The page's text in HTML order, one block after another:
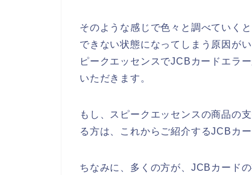
そのような感じで色々と調べていく
できない状態になってしまう原因が
ピークエッセンスでJCBカードエラ
いただきます。
もし、スピークエッセンスの商品の
る方は、これからご紹介するJCBカ
ちなみに、多くの方が、JCBカード